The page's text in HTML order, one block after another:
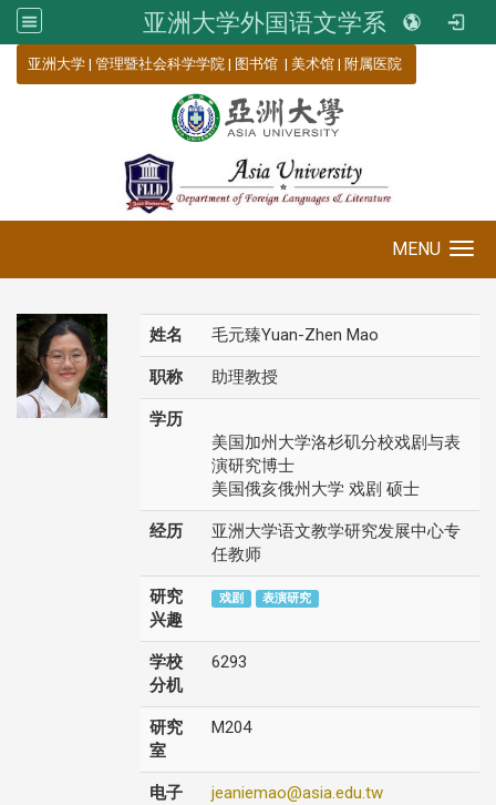
亚洲大学外国语文学系
亚洲大学 | 管理暨社会科学学院 | 图书馆 | 美术馆 | 附属医院
MENU
姓名 毛元臻Yuan-Zhen Mao
职称 助理教授
学历
美国加州大学洛杉矶分校戏剧与表
演研究博士
美国俄亥俄州大学 戏剧 硕士
经历
亚洲大学语文教学研究发展中心专
任教师
研究
兴趣
戏剧 表演研究
学校
分机
6293
研究
室
M204
电子
jeaniemao@asia.edu.tw